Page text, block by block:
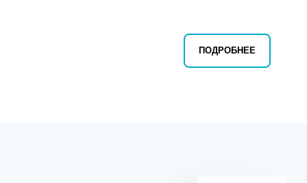
ПОДРОБНЕЕ